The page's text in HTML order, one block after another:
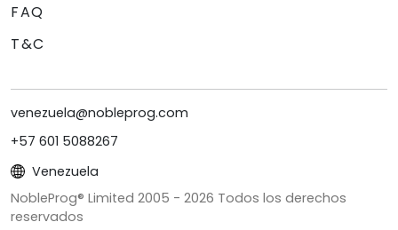
FAQ
T&C
venezuela@nobleprog.com
+57 601 5088267
Venezuela
NobleProg® Limited 2005 - 2026 Todos los derechos
reservados